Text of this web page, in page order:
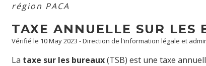
région PACA
TAXE ANNUELLE SUR LES
Vérifié le 10 May 2023 - Direction de l'information légale et
La taxe sur les bureaux(TSB) est une taxe